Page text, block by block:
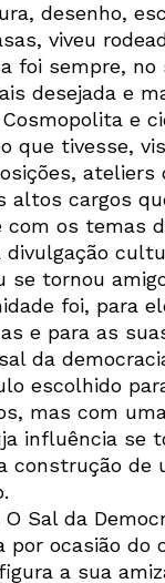
desenho,
viveu
foi sempre,
desejada e
e
que tivesse,
ateliers
altos cargos
com os temas
divulgação
se tornou
foi, para
e para as
da
escolhido
mas com
influência se
construção de
O Sal da
por ocasião do
a sua
Newsletter